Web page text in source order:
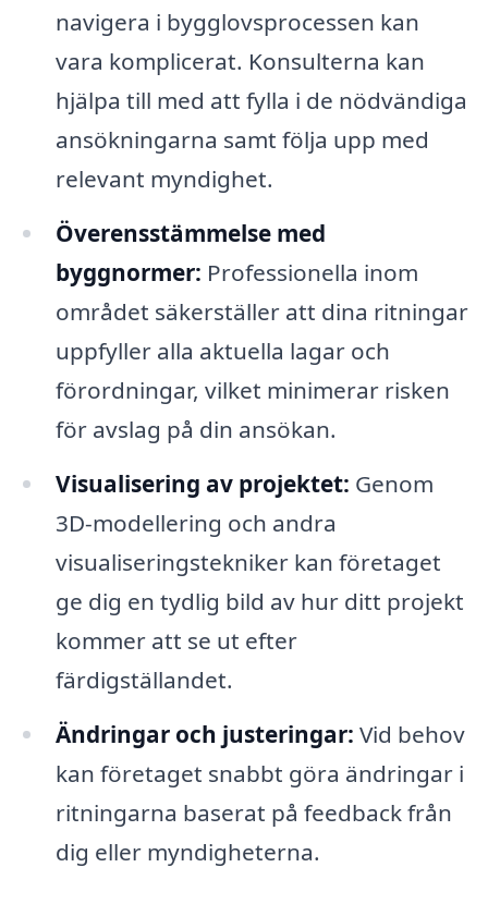
navigera i bygglovsprocessen kan
vara komplicerat. Konsulterna kan
hjälpa till med att fylla i de nödvändiga
ansökningarna samt följa upp med
relevant myndighet.
Överensstämmelse med
byggnormer: Professionella inom
området säkerställer att dina ritningar
uppfyller alla aktuella lagar och
förordningar, vilket minimerar risken
för avslag på din ansökan.
Visualisering av projektet: Genom
3D-modellering och andra
visualiseringstekniker kan företaget
ge dig en tydlig bild av hur ditt projekt
kommer att se ut efter
färdigställandet.
Ändringar och justeringar: Vid behov
kan företaget snabbt göra ändringar i
ritningarna baserat på feedback från
dig eller myndigheterna.